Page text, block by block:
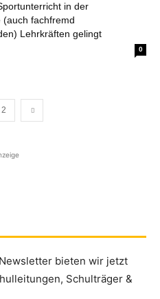
in der
(auch fachfremd
Lehrkräften gelingt
0
2
bieten wir jetzt
Schulträger &